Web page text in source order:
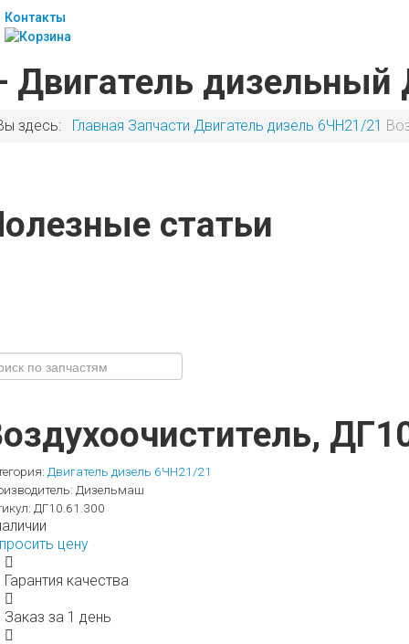
Контакты
Двигатель дизельный
здесь: Главная Запчасти Двигатель дизель 6ЧН21/21
статьи
Двигатель дизель 6ЧН21/21
Дизельмаш
ДГ10.61.300
цену
Гарантия качества
Заказ за 1 день